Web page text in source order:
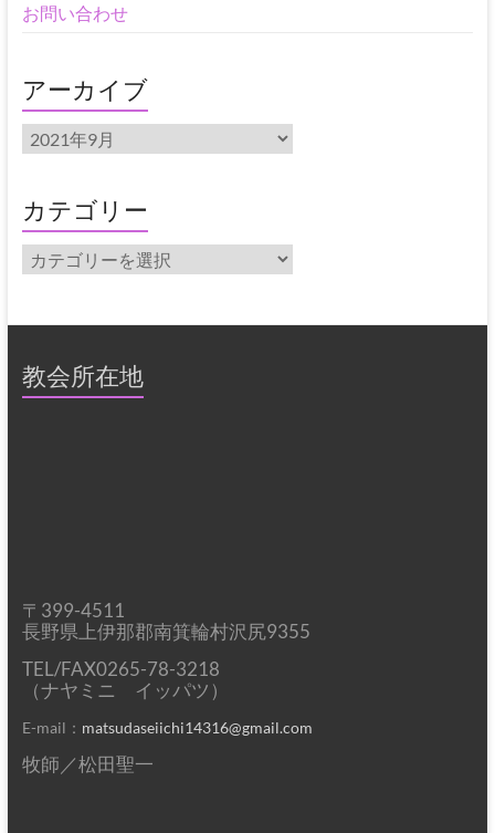
お問い合わせ
アーカイブ
ア
ー
イ
ブ
カテゴリー
カ
テ
教会所在地
〒399-4511
長野県上伊那郡南箕輪村沢尻9355
TEL/FAX0265-78-3218
（ナヤミニ イッパツ）
E-mail： matsudaseiichi14316@gmail.com
牧師／松田聖一